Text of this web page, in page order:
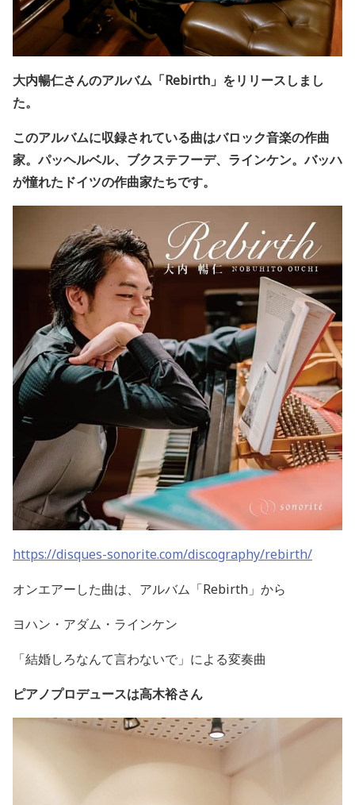
大内暢仁さんのアルバム「Rebirth」をリリースしまし
た。
このアルバムに収録されている曲はバロック音楽の作曲
家。パッヘルベル、ブクステフーデ、ラインケン。バッハ
が憧れたドイツの作曲家たちです。
https://disques-sonorite.com/discography/rebirth/
オンエアーした曲は、アルバム「Rebirth」から
ヨハン・アダム・ラインケン
「結婚しろなんて言わないで」による変奏曲
ピアノプロデュースは高木裕さん